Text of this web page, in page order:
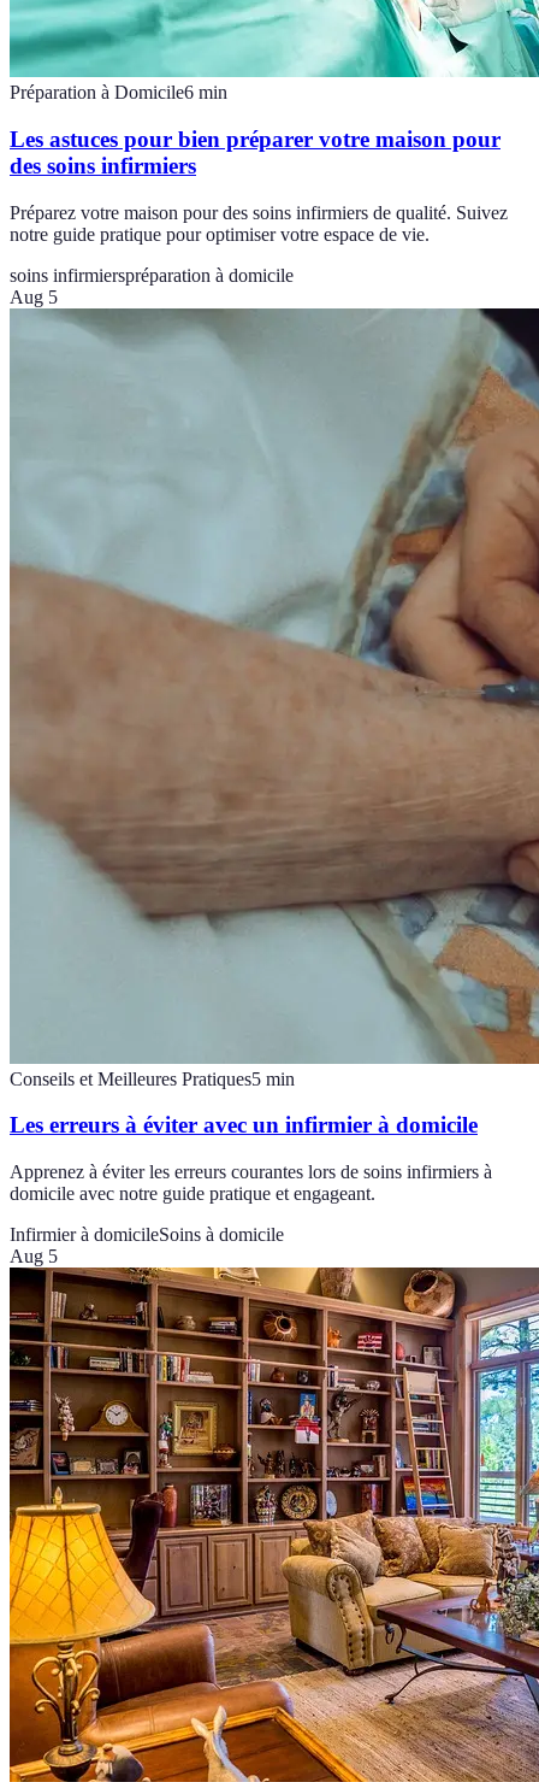
Préparation à Domicile6 min
Les astuces pour bien préparer votre maison pour
des soins infirmiers
Préparez votre maison pour des soins infirmiers de qualité. Suivez
notre guide pratique pour optimiser votre espace de vie.
soins infirmierspréparation à domicile
Aug 5
Conseils et Meilleures Pratiques5 min
Les erreurs à éviter avec un infirmier à domicile
Apprenez à éviter les erreurs courantes lors de soins infirmiers à
domicile avec notre guide pratique et engageant.
Infirmier à domicileSoins à domicile
Aug 5